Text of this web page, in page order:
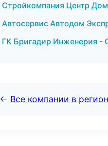
Стройкомпания Центр
Автосервис Автодом
ГК Бригадир Инженерия -
← Все компании в